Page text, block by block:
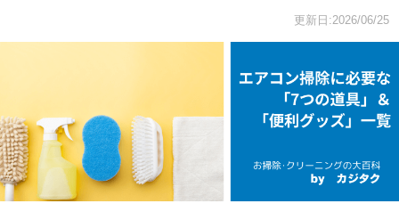
更新日:2026/06/25